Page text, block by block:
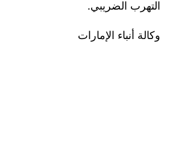
التهرب الضريبي.
وكالة أنباء الإمارات